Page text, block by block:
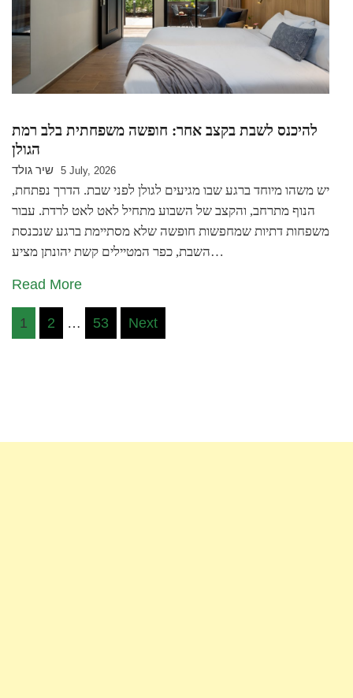
להיכנס לשבת בקצב אחר: חופשה משפחתית בלב רמת
הגולן
שיר גולד 5 July, 2026
יש משהו מיוחד ברגע שבו מגיעים לגולן לפני שבת. הדרך נפתחת,
הנוף מתרחב, והקצב של השבוע מתחיל לאט לאט לרדת. עבור
משפחות דתיות שמחפשות חופשה שלא מסתיימת ברגע שנכנסת
השבת, כפר המטיילים קשת יהונתן מציע…
Read More
Posts
1 2 … 53 Next